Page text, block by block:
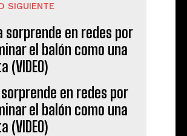
SIGUIENTE
en redes por
el balón como una
(VIDEO)